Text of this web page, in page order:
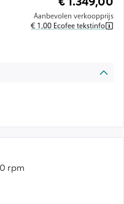
€ 1.349,00
Aanbevolen verkoopprijs
€ 1,00 Ecofee tekstinfo
centrifugesnelheid wordt automatisch
rpm